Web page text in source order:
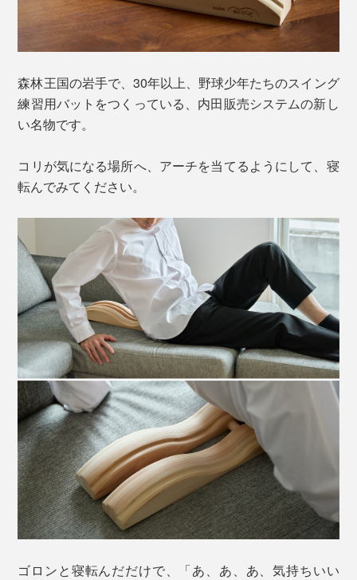
森林王国の岩手で、30年以上、野球少年たちのスイング
練習用バットをつくっている、内田販売システムの新し
い名物です。
コリが気になる場所へ、アーチを当てるようにして、寝
転んでみてください。
ゴロンと寝転んだだけで、「あ、あ、あ、気持ちいい